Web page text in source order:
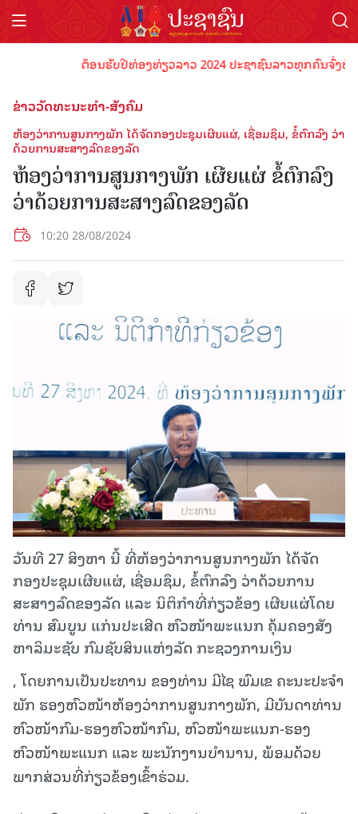
ຕ້ອນຮັບປີທ່ອງທ່ຽວລາວ 2024 ປະຊາຊົນລາວທຸກຄົນຈົ່ງພ້ອ
ຂ່າວວັດທະນະທຳ-ສັງຄົມ
ຫ້ອງວ່າການສູນກາງພັກ ໄດ້ຈັດກອງປະຊຸມເຜີຍແຜ່, ເຊື່ອມຊຶມ, ຂໍ້ຕົກລົງ ວ່າ
ດ້ວຍການສະສາງລົດຂອງລັດ
ຫ້ອງວ່າການສູນກາງພັກ ເຜີຍແຜ່ ຂໍ້ຕົກລົງ
ວ່າດ້ວຍການສະສາງລົດຂອງລັດ
10:20 28/08/2024
ວັນທີ 27 ສິງຫາ ນີ້ ທີ່ຫ້ອງວ່າການສູນກາງພັກ ໄດ້ຈັດ
ກອງປະຊຸມເຜີຍແຜ່, ເຊື່ອມຊຶມ, ຂໍ້ຕົກລົງ ວ່າດ້ວຍການ
ສະສາງລົດຂອງລັດ ແລະ ນິຕິກຳທີ່ກ່ຽວຂ້ອງ ເຜີຍແຜ່ໂດຍ
ທ່ານ ສົມບູນ ແກ່ນປະເສີດ ຫົວໜ້າພະແນກ ຄຸ້ມຄອງສັງ
ຫາລິມະຊັບ ກົມຊັບສິນແຫ່ງລັດ ກະຊວງການເງິນ
, ໂດຍການເປັນປະທານ ຂອງທ່ານ ມີໄຊ ພົມເຂ ຄະນະປະຈຳ
ພັກ ຮອງຫົວໜ້າຫ້ອງວ່າການສູນກາງພັກ, ມີບັນດາທ່ານ
ຫົວໜ້າກົມ-ຮອງຫົວໜ້າກົມ, ຫົວໜ້າພະແນກ-ຮອງ
ຫົວໜ້າພະແນກ ແລະ ພະນັກງານບຳນານ, ພ້ອມດ້ວຍ
ພາກສ່ວນທີ່ກ່ຽວຂ້ອງເຂົ້າຮ່ວມ.